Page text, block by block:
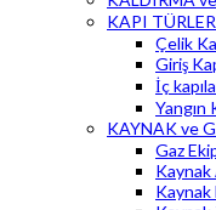
KAPI
Çelik
Giriş
İç
Yangın
KAYNAK ve
Gaz
Kaynak
Kaynak